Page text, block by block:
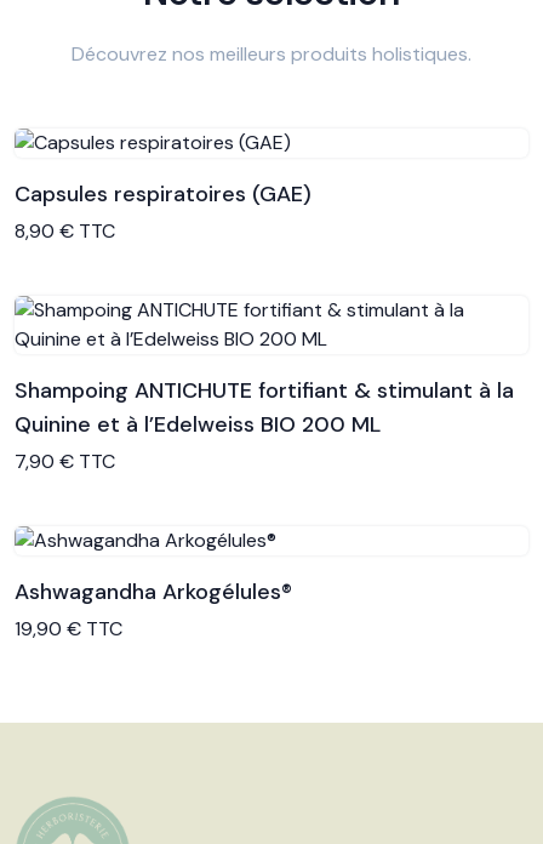
Découvrez nos meilleurs produits holistiques.
Voir le produit
Capsules respiratoires (GAE)
8,90 € TTC
Voir le produit
Shampoing ANTICHUTE fortifiant & stimulant à la
Quinine et à l’Edelweiss BIO 200 ML
7,90 € TTC
Voir le produit
Ashwagandha Arkogélules®
19,90 € TTC